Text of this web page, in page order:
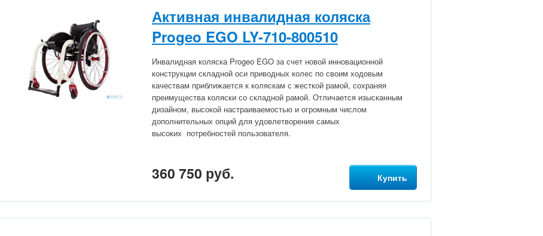
Активная инвалидная коляска
Progeo EGO LY-710-800510
Инвалидная коляска Progeo EGO за счет новой инновационной
конструкции складной оси приводных колес по своим ходовым
качествам приближается к коляскам с жесткой рамой, сохраняя
преимущества коляски со складной рамой. Отличается изысканным
дизайном, высокой настраиваемостью и огромным числом
дополнительных опций для удовлетворения самых
высоких потребностей пользователя.
360 750 руб. Купить